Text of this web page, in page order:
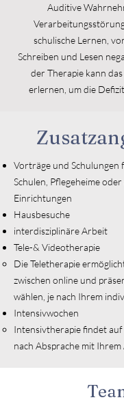
Auditive
schulische Lernen,
Schreiben und Lesen
der Therapie kann
erlernen, um die
Vorträge und Schulungen
Schulen, Pflegeheime
Einrichtungen
Hausbesuche
interdisziplinäre Arbeit
Tele-& Videotherapie​
Die Teletherapie
zwischen online und
wählen, je nach Ihrem
Intensivwochen
​Intensivtherapie findet
nach Absprache mit